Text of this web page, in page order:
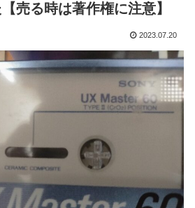
売る時は著作権に注意】
2023.07.20